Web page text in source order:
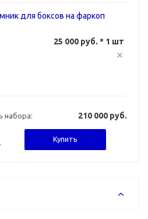
для боксов на фаркоп
25 000 руб. * 1 шт
набора: 210 000 руб.
Купить